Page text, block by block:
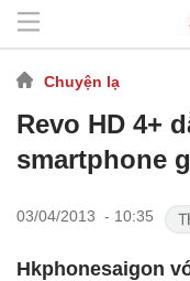
Chuyện lạ
Revo HD 4+
smartphone
03/04/2013 - 10:35
Hkphonesaigon